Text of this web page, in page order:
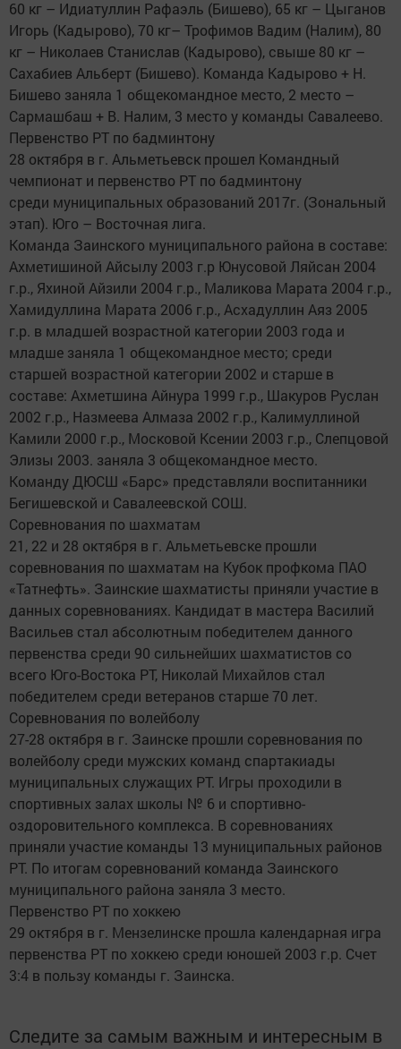
60 кг – Идиатуллин Рафаэль (Бишево), 65 кг – Цыганов
Игорь (Кадырово), 70 кг– Трофимов Вадим (Налим), 80
кг – Николаев Станислав (Кадырово), свыше 80 кг –
Сахабиев Альберт (Бишево). Команда Кадырово + Н.
Бишево заняла 1 общекомандное место, 2 место –
Сармашбаш + В. Налим, 3 место у команды Савалеево.
Первенство РТ по бадминтону
28 октября в г. Альметьевск прошел Командный
чемпионат и первенство РТ по бадминтону
среди муниципальных образований 2017г. (Зональный
этап). Юго – Восточная лига.
Команда Заинского муниципального района в составе:
Ахметишиной Айсылу 2003 г.р Юнусовой Ляйсан 2004
г.р., Яхиной Айзили 2004 г.р., Маликова Марата 2004 г.р.,
Хамидуллина Марата 2006 г.р., Асхадуллин Аяз 2005
г.р. в младшей возрастной категории 2003 года и
младше заняла 1 общекомандное место; среди
старшей возрастной категории 2002 и старше в
составе: Ахметшина Айнура 1999 г.р., Шакуров Руслан
2002 г.р., Назмеева Алмаза 2002 г.р., Калимуллиной
Камили 2000 г.р., Московой Ксении 2003 г.р., Слепцовой
Элизы 2003. заняла 3 общекомандное место.
Команду ДЮСШ «Барс» представляли воспитанники
Бегишевской и Савалеевской СОШ.
Соревнования по шахматам
21, 22 и 28 октября в г. Альметьевске прошли
соревнования по шахматам на Кубок профкома ПАО
«Татнефть». Заинские шахматисты приняли участие в
данных соревнованиях. Кандидат в мастера Василий
Васильев стал абсолютным победителем данного
первенства среди 90 сильнейших шахматистов со
всего Юго-Востока РТ, Николай Михайлов стал
победителем среди ветеранов старше 70 лет.
Соревнования по волейболу
27-28 октября в г. Заинске прошли соревнования по
волейболу среди мужских команд спартакиады
муниципальных служащих РТ. Игры проходили в
спортивных залах школы № 6 и спортивно-
оздоровительного комплекса. В соревнованиях
приняли участие команды 13 муниципальных районов
РТ. По итогам соревнований команда Заинского
муниципального района заняла 3 место.
Первенство РТ по хоккею
29 октября в г. Мензелинске прошла календарная игра
первенства РТ по хоккею среди юношей 2003 г.р. Счет
3:4 в пользу команды г. Заинска.
Следите за самым важным и интересным в